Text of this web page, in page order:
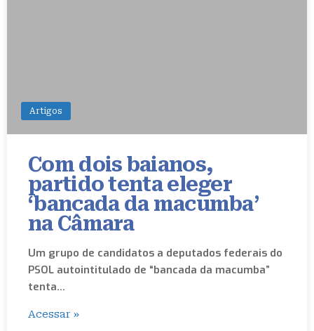
Artigos
Com dois baianos,
partido tenta eleger
‘bancada da macumba’
na Câmara
Um grupo de candidatos a deputados federais do
PSOL autointitulado de “bancada da macumba”
tenta…
Acessar »